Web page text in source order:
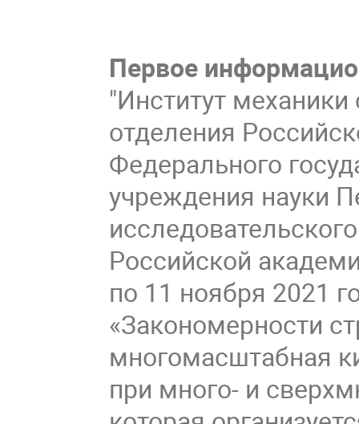
Первое
"Институт
отделения
Федерального
учреждения науки
Российской
по 11 ноября 2021
«Закономерности
многомасштабная
при много- и